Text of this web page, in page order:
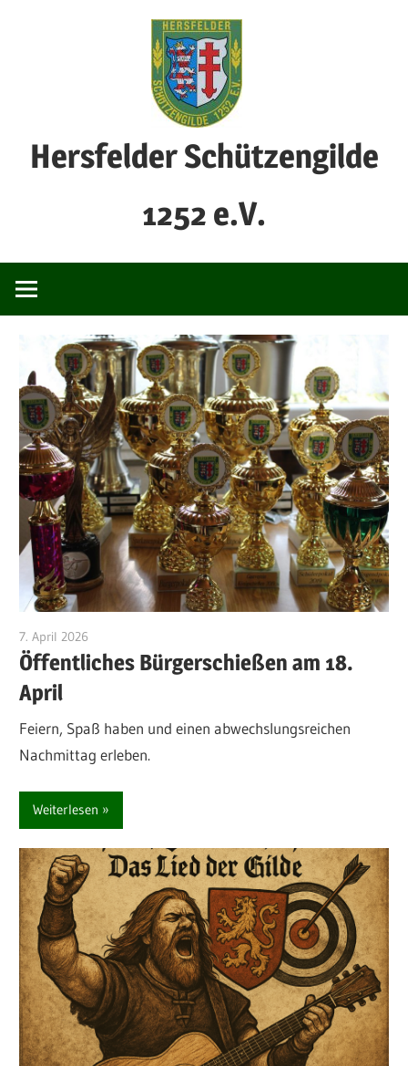
Hersfelder Schützengilde
1252 e.V.
7. April 2026
Öffentliches Bürgerschießen am 18.
April
Feiern, Spaß haben und einen abwechslungsreichen
Nachmittag erleben.
Weiterlesen